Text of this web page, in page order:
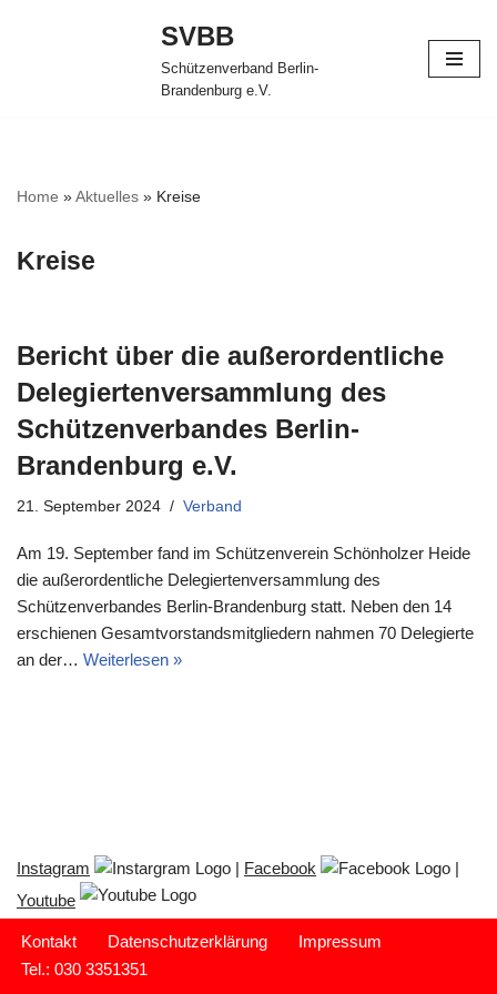
SVBB
Schützenverband Berlin-
Brandenburg e.V.
Home »Aktuelles » Kreise
Kreise
Bericht über die außerordentliche
Delegiertenversammlung des
Schützenverbandes Berlin-
Brandenburg e.V.
21. September 2024 Verband
Am 19. September fand im Schützenverein Schönholzer Heide
die außerordentliche Delegiertenversammlung des
Schützenverbandes Berlin-Brandenburg statt. Neben den 14
erschienen Gesamtvorstandsmitgliedern nahmen 70 Delegierte
an der… Weiterlesen »
Instagram | Facebook
|
Youtube
Kontakt Datenschutzerklärung
Impressum
Tel.: 030 3351351